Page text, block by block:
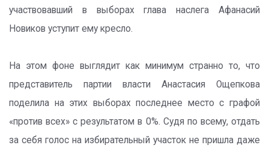
участвовавший в выборах глава наслега Афанасий
Новиков уступит ему кресло.
На этом фоне выглядит как минимум странно то, что
представитель партии власти Анастасия Ощепкова
поделила на этих выборах последнее место с графой
«против всех» с результатом в 0%. Судя по всему, отдать
за себя голос на избирательный участок не пришла даже